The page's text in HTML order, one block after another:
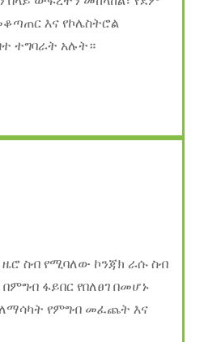
እና የኮሌስትሮል
ተግባራት አሉት።
ዜሮ ስብ የሚባለው ኮንጃክ ራሱ ስብ
ፋይበር የበለፀገ በመሆኑ
የምግብ መፈጨት እና